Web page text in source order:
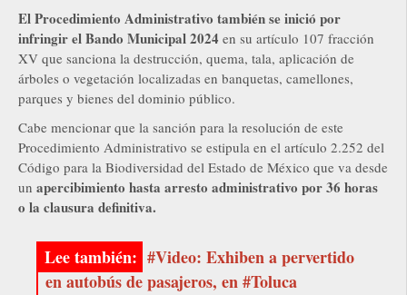
El Procedimiento Administrativo también se inició por
infringir el Bando Municipal 2024 en su artículo 107 fracción
XV que sanciona la destrucción, quema, tala, aplicación de
árboles o vegetación localizadas en banquetas, camellones,
parques y bienes del dominio público.
Cabe mencionar que la sanción para la resolución de este
Procedimiento Administrativo se estipula en el artículo 2.252 del
Código para la Biodiversidad del Estado de México que va desde
un apercibimiento hasta arresto administrativo por 36 horas
o la clausura definitiva.
#Video: Exhiben a pervertido
en autobús de pasajeros, en #Toluca